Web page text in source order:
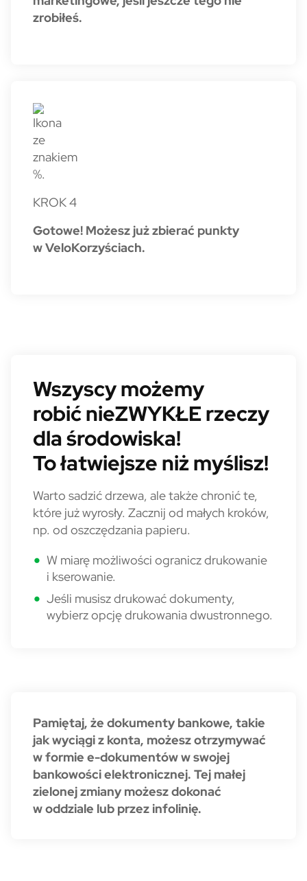
zrobiłeś.
KROK 4
Gotowe! Możesz już zbierać punkty
w VeloKorzyściach.
Wszyscy możemy
robić nieZWYKŁE rzeczy
dla środowiska!
To łatwiejsze niż myślisz!
Warto sadzić drzewa, ale także chronić te,
które już wyrosły. Zacznij od małych kroków,
np. od oszczędzania papieru.
W miarę możliwości ogranicz drukowanie
i kserowanie.
Jeśli musisz drukować dokumenty,
wybierz opcję drukowania dwustronnego.
Pamiętaj, że dokumenty bankowe, takie
jak wyciągi z konta, możesz otrzymywać
w formie e-dokumentów w swojej
bankowości elektronicznej. Tej małej
zielonej zmiany możesz dokonać
w oddziale lub przez infolinię.